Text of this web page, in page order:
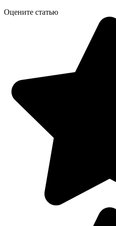
Оцените статью